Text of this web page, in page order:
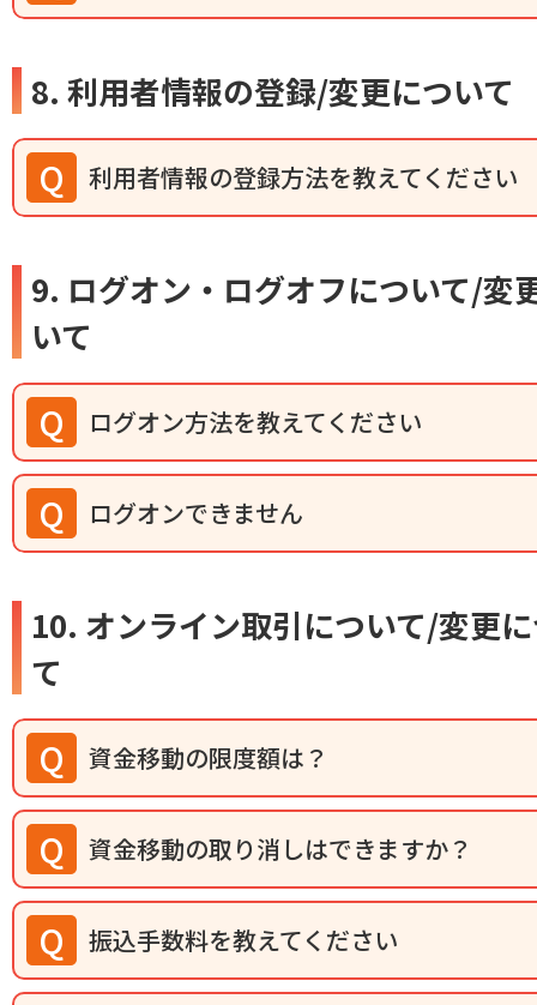
8. 利用者情報の登録/変更について
利用者情報の登録方法を教えてください
9. ログオン・ログオフについて/変
いて
ログオン方法を教えてください
ログオンできません
10. オンライン取引について/変更
て
資金移動の限度額は？
資金移動の取り消しはできますか？
振込手数料を教えてください